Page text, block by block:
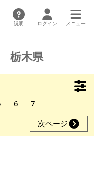
説明 ログイン メニュー
栃木県
6
7
次ページ